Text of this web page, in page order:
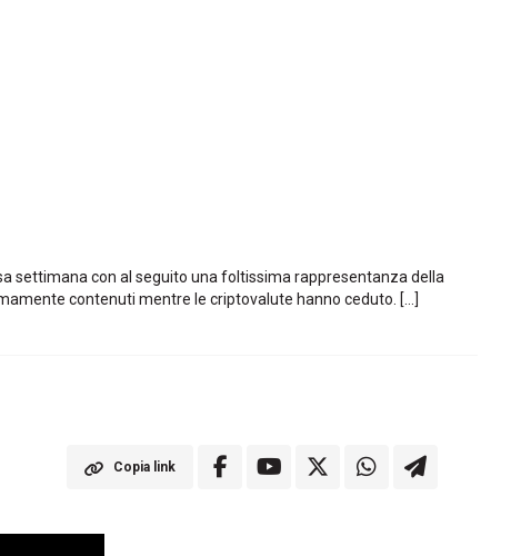
settimana con al seguito una foltissima rappresentanza della
contenuti mentre le criptovalute hanno ceduto. […]
Copia link